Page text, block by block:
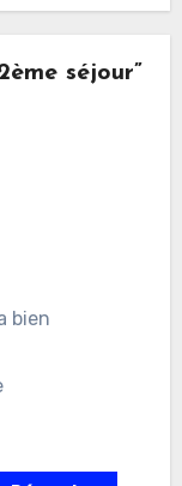
séjour”
bien